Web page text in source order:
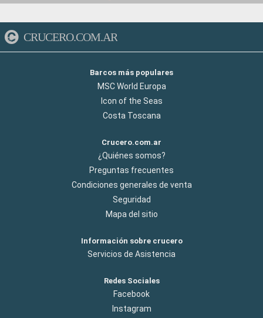
CRUCERO.COM.AR
Barcos más populares
MSC World Europa
Icon of the Seas
Costa Toscana
Crucero.com.ar
¿Quiénes somos?
Preguntas frecuentes
Condiciones generales de venta
Seguridad
Mapa del sitio
Información sobre crucero
Servicios de Asistencia
Redes Sociales
Facebook
Instagram